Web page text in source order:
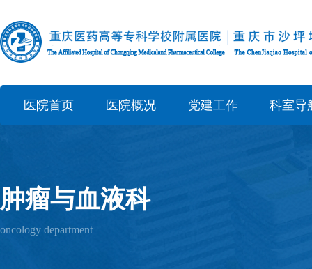
医院首页 医院概况 党建工作 科室导
肿瘤与血液科
oncology department